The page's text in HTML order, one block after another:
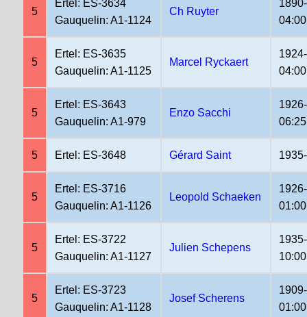
5
Ertel: ES-3634
Gauquelin: A1-1124
Ch Ruyter
04:00
5
Ertel: ES-3635
Gauquelin: A1-1125
Marcel Ryckaert
04:00
5
Ertel: ES-3643
Gauquelin: A1-979
Enzo Sacchi
06:25
5 Ertel: ES-3648 Gérard Saint
5
Ertel: ES-3716
Gauquelin: A1-1126
Leopold Schaeken
01:00
5
Ertel: ES-3722
Gauquelin: A1-1127
Julien Schepens
10:00
5
Ertel: ES-3723
Gauquelin: A1-1128
Josef Scherens
01:00